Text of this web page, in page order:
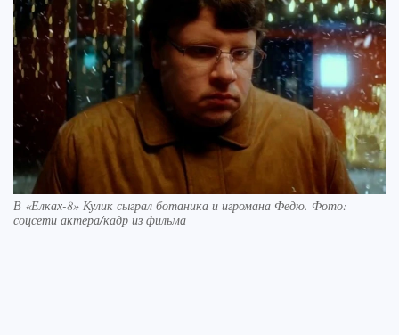
В «Елках-8» Кулик сыграл ботаника и игромана Федю. Фото:
соцсети актера/кадр из фильма